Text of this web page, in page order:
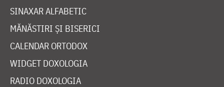
SINAXAR ALFABETIC
MĂNĂSTIRI ȘI BISERICI
CALENDAR ORTODOX
WIDGET DOXOLOGIA
RADIO DOXOLOGIA